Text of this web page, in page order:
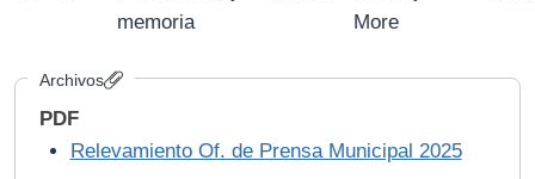
memoria
More
Archivos
PDF
Relevamiento Of. de Prensa Municipal 2025